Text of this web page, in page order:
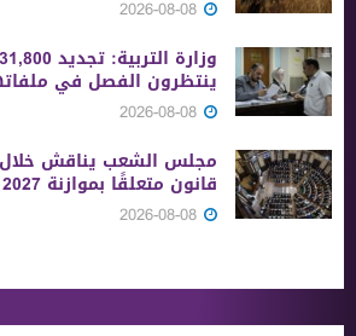
ينتظرون الفصل في
قانون متعلقًا بموازنة 2027